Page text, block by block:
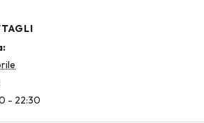
- 22:30